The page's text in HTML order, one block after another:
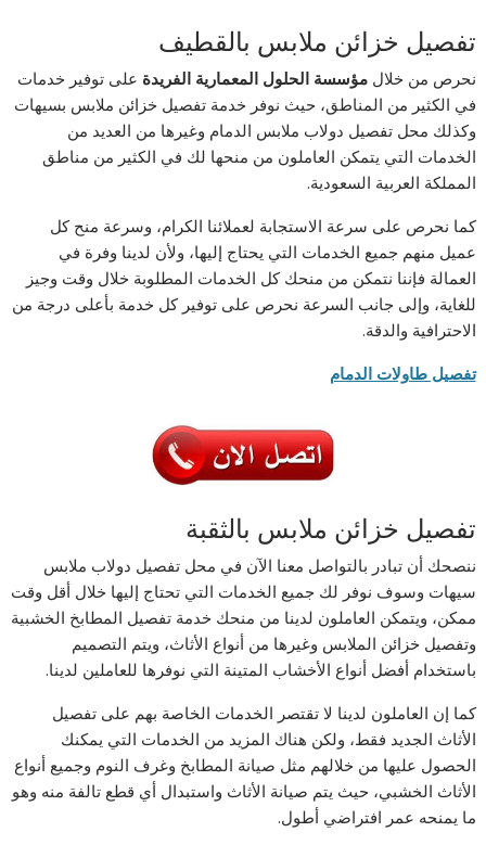
تفصيل خزائن ملابس بالقطيف
نحرص من خلالمؤسسة الحلول المعمارية الفريدة على توفير خدمات
في الكثير من المناطق، حيث نوفر خدمة تفصيل خزائن ملابس بسيهات
وكذلك محل تفصيل دولاب ملابس الدمام وغيرها من العديد من
الخدمات التي يتمكن العاملون من منحها لك في الكثير من مناطق
المملكة العربية السعودية.
كما نحرص على سرعة الاستجابة لعملائنا الكرام، وسرعة منح كل
عميل منهم جميع الخدمات التي يحتاج إليها، ولأن لدينا وفرة في
العمالة فإننا نتمكن من منحك كل الخدمات المطلوبة خلال وقت وجيز
للغاية، وإلى جانب السرعة نحرص على توفير كل خدمة بأعلى درجة من
الاحترافية والدقة.
تفصيل طاولات الدمام
تفصيل خزائن ملابس بالثقبة
ننصحك أن تبادر بالتواصل معنا الآن في محل تفصيل دولاب ملابس
سيهات وسوف نوفر لك جميع الخدمات التي تحتاج إليها خلال أقل وقت
ممكن، ويتمكن العاملون لدينا من منحك خدمة تفصيل المطابخ الخشبية
وتفصيل خزائن الملابس وغيرها من أنواع الأثاث، ويتم التصميم
باستخدام أفضل أنواع الأخشاب المتينة التي نوفرها للعاملين لدينا.
كما إن العاملون لدينا لا تقتصر الخدمات الخاصة بهم على تفصيل
الأثاث الجديد فقط، ولكن هناك المزيد من الخدمات التي يمكنك
الحصول عليها من خلالهم مثل صيانة المطابخ وغرف النوم وجميع أنواع
الأثاث الخشبي، حيث يتم صيانة الأثاث واستبدال أي قطع تالفة منه وهو
ما يمنحه عمر افتراضي أطول.